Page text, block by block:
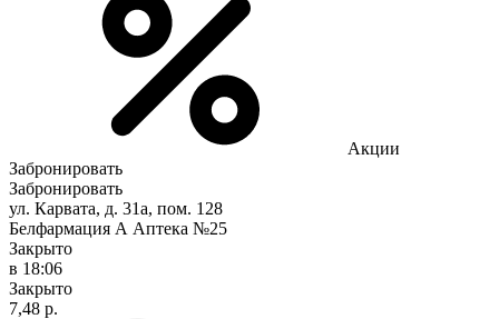
Акции
Забронировать
Забронировать
ул. Карвата, д. 31а, пом. 128
Белфармация А Аптека №25
Закрыто
в 18:06
Закрыто
7,48 р.